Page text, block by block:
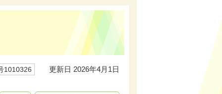
1010326 更新日 2026年4月1日